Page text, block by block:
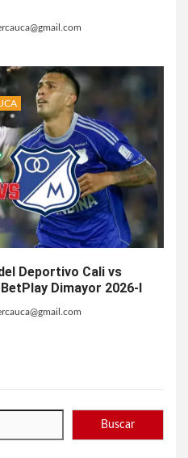
Deportivo Cali vs
Dimayor 2026-I
Buscar